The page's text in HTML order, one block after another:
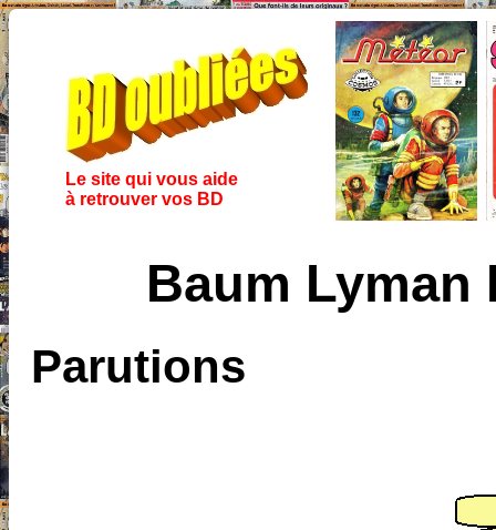
Le site qui vous aide
à retrouver vos BD
Baum Lyman
Parutions